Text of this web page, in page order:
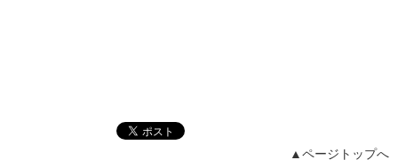
▲ページトップへ